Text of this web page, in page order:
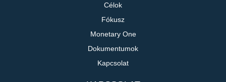
Célok
Fókusz
Monetary One
Dokumentumok
Kapcsolat